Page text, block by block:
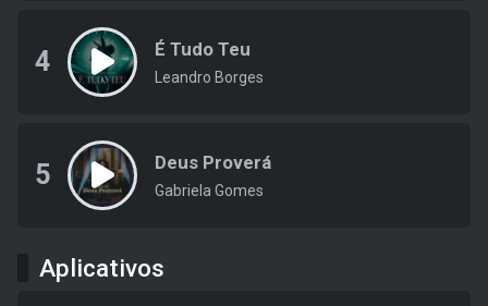
4 É Tudo Teu
Leandro Borges
5 Deus Proverá
Gabriela Gomes
Aplicativos